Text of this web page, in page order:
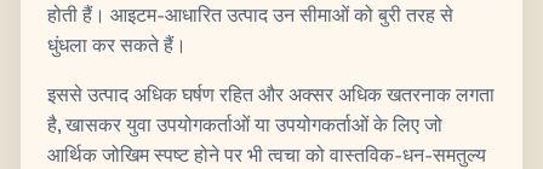
होती हैं। आइटम-आधारित उत्पाद उन सीमाओं को बुरी तरह से
धुंधला कर सकते हैं।
इससे उत्पाद अधिक घर्षण रहित और अक्सर अधिक खतरनाक लगता
है, खासकर युवा उपयोगकर्ताओं या उपयोगकर्ताओं के लिए जो
आर्थिक जोखिम स्पष्ट होने पर भी त्वचा को वास्तविक-धन-समतुल्य